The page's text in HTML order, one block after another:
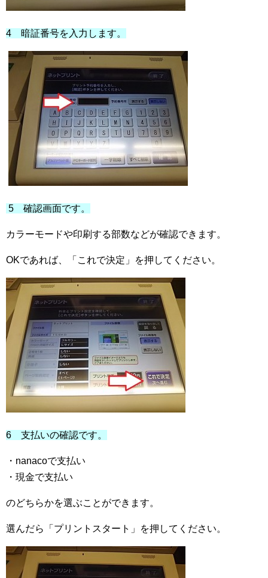
4 暗証番号を入力します。
5 確認画面です。
カラーモードや印刷する部数などが確認できます。
OKであれば、「これで決定」を押してください。
6 支払いの確認です。
・nanacoで支払い
・現金で支払い
のどちらかを選ぶことができます。
選んだら「プリントスタート」を押してください。